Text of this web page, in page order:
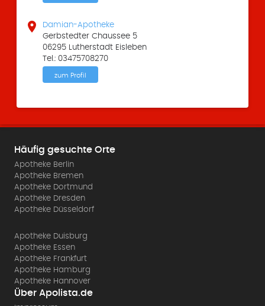

Damian-Apotheke
Gerbstedter Chaussee 5
06295 Lutherstadt Eisleben
Tel.: 03475708270
zum Profil
Häufig gesuchte Orte
Apotheke Berlin
Apotheke Bremen
Apotheke Dortmund
Apotheke Dresden
Apotheke Düsseldorf
Apotheke Duisburg
Apotheke Essen
Apotheke Frankfurt
Apotheke Hamburg
Apotheke Hannover
Über Apolista.de